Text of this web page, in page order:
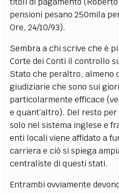
pensioni pesano 250mila
Ore, 24/10/93).
Sembra a chi scrive che è
Corte dei Conti il controllo
Stato che peraltro, almeno
giudiziarie che sono sui
particolarmente efficace
e quant’altro). Del resto
solo nel sistema inglese e
enti locali viene affidato a
carriera e ciò si spiega
centraliste di questi stati.
Entrambi ovviamente